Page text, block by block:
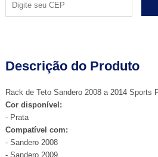
Descrição do Produto
Rack de Teto Sandero 2008 a 2014 Sports
Cor disponível:
- Prata
Compatível com:
- Sandero 2008
- Sandero 2009